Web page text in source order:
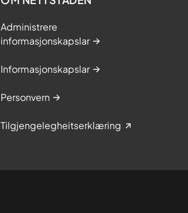
Administrere
informasjonskapslar
Informasjonskapslar
Personvern
Tilgjengelegheitserklæring